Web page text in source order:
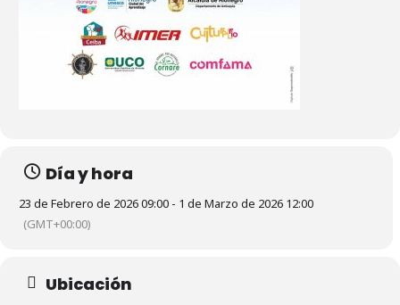
Día y hora
23 de Febrero de 2026 09:00 - 1 de Marzo de 2026 12:00
(GMT+00:00)
Ubicación